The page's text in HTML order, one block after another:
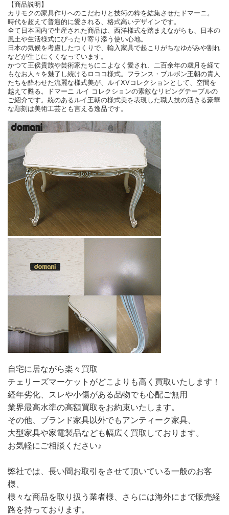
【商品説明】
カリモクの家具作りへのこだわりと技術の粋を結集させたドマーニ。
時代を超えて普遍的に愛される、格式高いデザインです。
全て日本国内で生産された商品は、西洋様式を踏まえながらも、日本の
風土や生活様式にぴったり寄り添う使い心地。
日本の気候を考慮したつくりで、輸入家具で起こりがちなゆがみや割れ
などが生じにくくなっています。
かつて王侯貴族や芸術家たちにこよなく愛され、二百余年の歳月を経て
もなお人々を魅了し続けるロココ様式。フランス・ブルボン王朝の貴人
たちを酔わせた流麗な様式美が、ルイXVコレクションとして、空間を
越えて甦る。ドマーニ ルイ コレクションの素敵なリビングテーブルの
ご紹介です。統のあるルイ王朝の様式美を表現した職人技の活きる豪華
な彫刻は美術工芸とも言える逸品です。
自宅に居ながら楽々買取
チェリーズマーケットがどこよりも高く買取いたします！
経年劣化、スレや小傷がある品物でも心配ご無用
業界最高水準の高額買取をお約束いたします。
その他、ブランド家具以外でもアンティーク家具、
大型家具や家電製品なども幅広く買取しております。
お気軽にご相談ください♪
弊社では、長い間お取引をさせて頂いている一般のお客
様、
様々な商品を取り扱う業者様、さらには海外にまで販売経
路を持っております。